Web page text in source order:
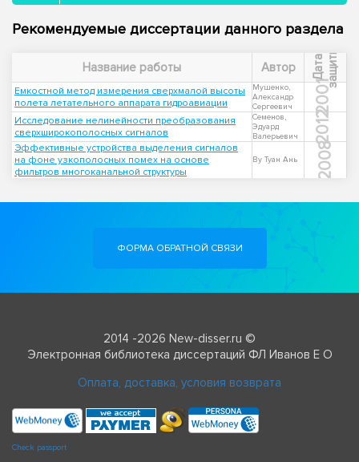
Рекомендуемые диссертации данного раздела
Название работы Автор Д
а
т
а
з
а
щ
и
ты
Емкостной метод измерения сверхмалой высоты
полета летательного аппарата гидроавиации
Мушенко,
Александр
Сергеевич
2001
Исследование нелинейности преобразования
сверхширокополосных сигналов
Семенов,
Эдуард
Валерьевич
2012
Эффективные устройства выделения сигналов
на фоне узкополосных помех на основе
фильтров многоканальной структуры
Ву Туан Ань 2008
ФОРМА ОБРАТНОЙ СВЯЗИ
2014 -2026 New-disser.ru ©
Электронная библиотека диссертаций ФЛ Иванов Е О
Оплата, доставка, условия возврата
Check passport